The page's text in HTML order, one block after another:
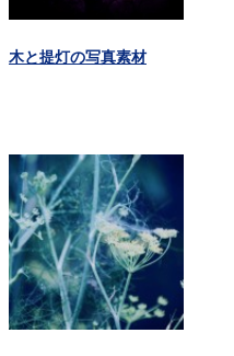
木と提灯の写真素材